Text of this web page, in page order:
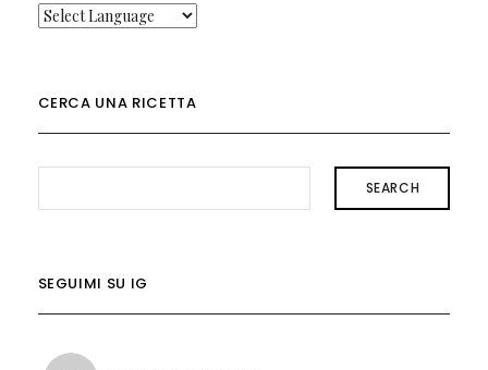
CERCA UNA RICETTA
SEARCH
SEGUIMI SU IG